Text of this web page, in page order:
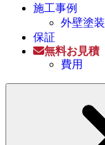
施工事例
外壁塗装
保証
無料お見積
費用